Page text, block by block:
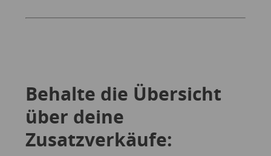
Behalte die Übersicht
über deine
Zusatzverkäufe: